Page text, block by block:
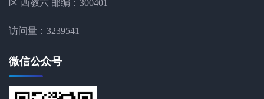
区 西教六 邮编：300401
访问量： 3239541
微信公众号